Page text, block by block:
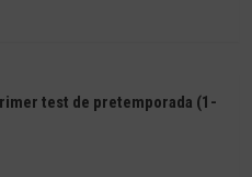
test de pretemporada (1-